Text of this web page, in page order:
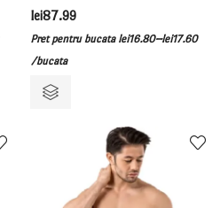
lei87.99
Pret pentru bucata lei16.80–lei17.60
/bucata